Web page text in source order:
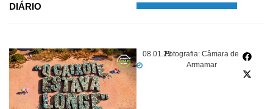
DIÁRIO
08.01.25Fotografia: Câmara de
Armamar